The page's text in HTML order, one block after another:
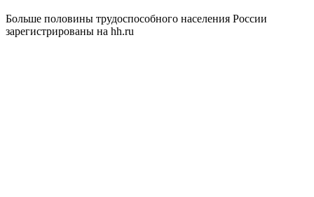
Больше половины трудоспособного населения России
зарегистрированы на hh.ru